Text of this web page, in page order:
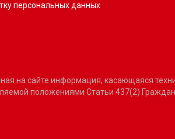
персональных данных
на сайте информация, касающаяся
положениями Статьи 437(2)